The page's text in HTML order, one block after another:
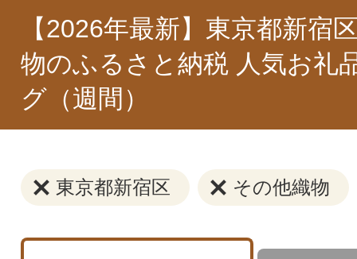
【2026年最新】東京都新宿
物のふるさと納税 人気お礼
グ（週間）
東京都新宿区 その他織物